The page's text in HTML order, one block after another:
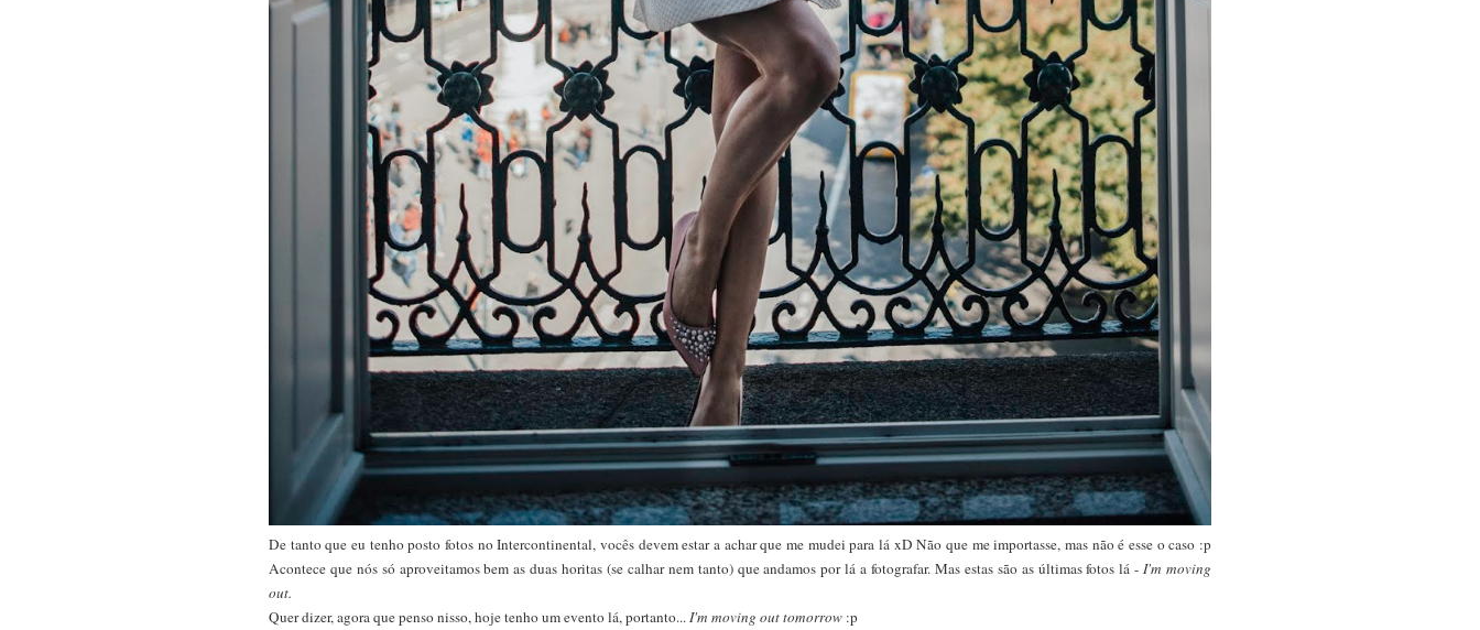
De tanto que eu tenho posto fotos no Intercontinental, vocês devem estar a achar que me mudei para lá xD Não que me importasse, mas não é esse o caso :p
Acontece que nós só aproveitamos bem as duas horitas (se calhar nem tanto) que andamos por lá a fotografar. Mas estas são as últimas fotos lá -I'm moving
out.
Quer dizer, agora que penso nisso, hoje tenho um evento lá, portanto...I'm moving out tomorrow :p